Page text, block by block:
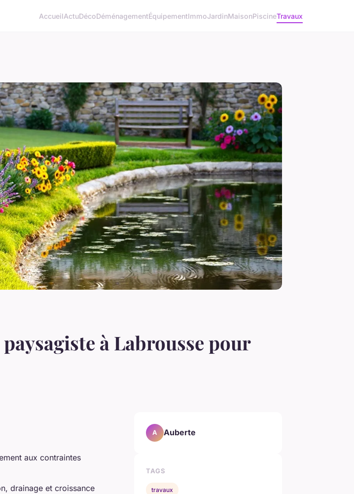
AccueilActuDécoDéménagementÉquipementImmoJardinMaisonPiscineTravaux
à Labrousse pour
aux contraintes
drainage et croissance
A Auberte
TAGS
travaux